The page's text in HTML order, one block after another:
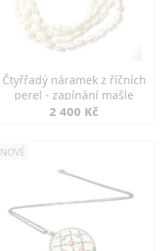
Čtyřřadý náramek z říčních
perel - zapínání mašle
2 400 Kč
NOVÉ